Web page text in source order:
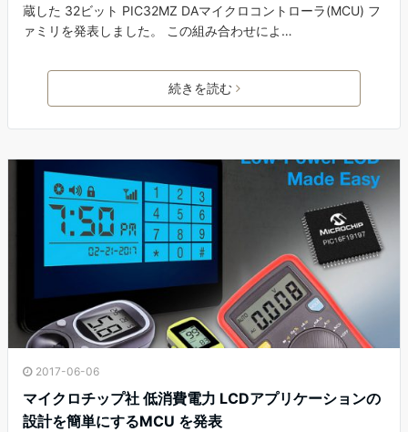
蔵した 32ビット PIC32MZ DAマイクロコントローラ(MCU) フ
ァミリを発表しました。 この組み合わせによ…
続きを読む
2017-06-06
マイクロチップ社 低消費電力 LCDアプリケーションの
設計を簡単にするMCU を発表